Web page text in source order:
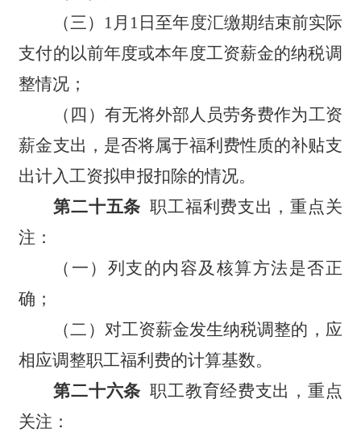
（三）1月1日至年度汇缴期结束前实际
支付的以前年度或本年度工资薪金的纳税调
整情况；
（四）有无将外部人员劳务费作为工资
薪金支出，是否将属于福利费性质的补贴支
出计入工资拟申报扣除的情况。
第二十五条 职工福利费支出，重点关
注：
（一）列支的内容及核算方法是否正
确；
（二）对工资薪金发生纳税调整的，应
相应调整职工福利费的计算基数。
第二十六条 职工教育经费支出，重点
关注：